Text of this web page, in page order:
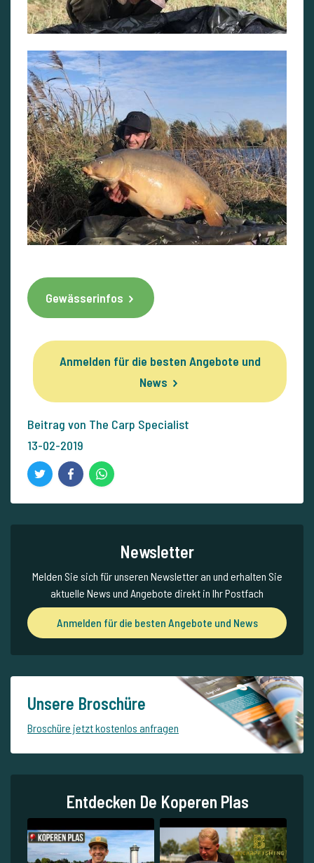
Gewässerinfos
Anmelden für die besten Angebote und
News
Beitrag von The Carp Specialist
13-02-2019
Newsletter
Melden Sie sich für unseren Newsletter an und erhalten Sie
aktuelle News und Angebote direkt in Ihr Postfach
Anmelden für die besten Angebote und News
Unsere Broschüre
Broschüre jetzt kostenlos anfragen
Entdecken De Koperen Plas